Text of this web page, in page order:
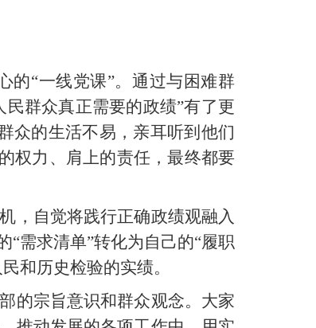
的“一线党课”。通过与困难群
群众真正需要的政绩”有了更
众的生活不易，亲耳听到他们
权力、肩上的责任，最终都要
，自觉将践行正确政绩观融入
需求清单”转化为自己的“履职
民和历史检验的实绩。
的宗旨意识和群众观念。大家